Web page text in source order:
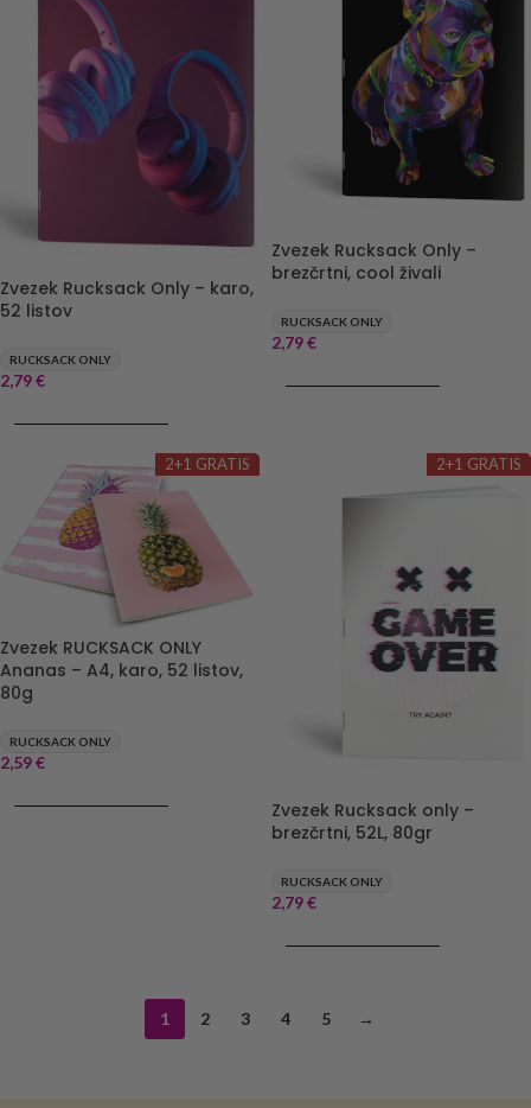
Zvezek Rucksack Only – karo,
52 listov
RUCKSACK ONLY
2,79€
Zvezek Rucksack Only –
brezčrtni, cool živali
RUCKSACK ONLY
2,79€
2+1 GRATIS
Zvezek RUCKSACK ONLY
Ananas – A4, karo, 52 listov,
80g
RUCKSACK ONLY
2,59€
2+1 GRATIS
Zvezek Rucksack only –
brezčrtni, 52L, 80gr
RUCKSACK ONLY
2,79€
1 2 3 4 5 →